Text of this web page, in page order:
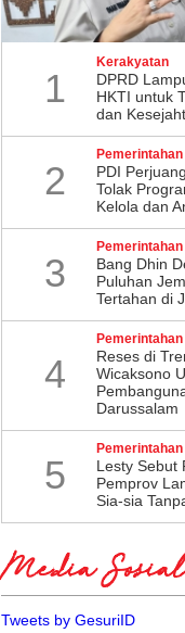
Jelang Pemilihan Wali
Singkawang Tjhai Chui
Fokus Konsolidasi
1
Kerakyatan
DPRD
HKTI untuk
dan
2
Pemerintahan
PDI
Tolak
Kelola dan
3
Pemerintahan
Bang Dhin
Puluhan
Tertahan di
4
Pemerintahan
​Reses di
Wicaksono
Darussalam
5
Pemerintahan
Lesty Sebut
Pemprov
Sia-sia
Media Sosial
Tweets by GesuriID